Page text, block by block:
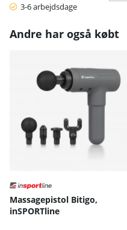
3-6 arbejdsdage
Andre har også købt
Massagepistol Bitigo,
inSPORTline